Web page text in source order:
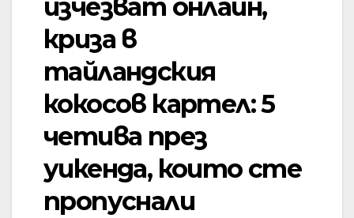
изчезват онлайн,
криза в
тайландския
кокосов картел: 5
четива през
уикенда, които сте
пропуснали